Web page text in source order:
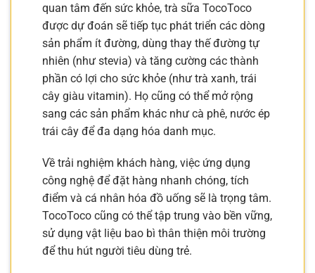
quan tâm đến sức khỏe, trà sữa TocoToco
được dự đoán sẽ tiếp tục phát triển các dòng
sản phẩm ít đường, dùng thay thế đường tự
nhiên (như stevia) và tăng cường các thành
phần có lợi cho sức khỏe (như trà xanh, trái
cây giàu vitamin). Họ cũng có thể mở rộng
sang các sản phẩm khác như cà phê, nước ép
trái cây để đa dạng hóa danh mục.
Về trải nghiệm khách hàng, việc ứng dụng
công nghệ để đặt hàng nhanh chóng, tích
điểm và cá nhân hóa đồ uống sẽ là trọng tâm.
TocoToco cũng có thể tập trung vào bền vững,
sử dụng vật liệu bao bì thân thiện môi trường
để thu hút người tiêu dùng trẻ.